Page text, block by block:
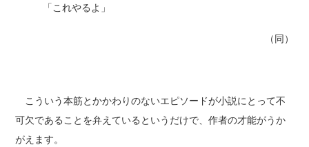
「これやるよ」
（同）
こういう本筋とかかわりのないエピソードが小説にとって不
可欠であることを弁えているというだけで、作者の才能がうか
がえます。